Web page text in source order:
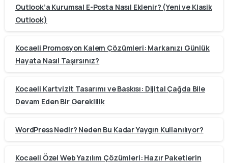
Outlook’a Kurumsal E-Posta Nasıl Eklenir? (Yeni ve Klasik
Outlook)
Kocaeli Promosyon Kalem Çözümleri: Markanızı Günlük
Hayata Nasıl Taşırsınız?
Kocaeli Kartvizit Tasarımı ve Baskısı: Dijital Çağda Bile
Devam Eden Bir Gereklilik
WordPress Nedir? Neden Bu Kadar Yaygın Kullanılıyor?
Kocaeli Özel Web Yazılım Çözümleri: Hazır Paketlerin